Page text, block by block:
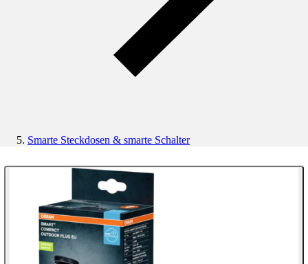
Smarte Steckdosen & smarte Schalter